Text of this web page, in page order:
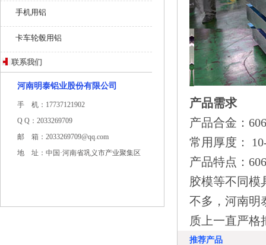
手机用铝
卡车轮毂用铝
联系我们
河南明泰铝业股份有限公司
手 机：17737121902
Q Q：2033269709
邮 箱：2033269709@qq.com
地 址：中国·河南省巩义市产业聚集区
产品需求
产品合金：
常用厚度：
产品特点：
胶模等不同模
不多，河南明
质上一直严格
推荐产品